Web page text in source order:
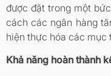
được đặt trong một
cách các ngân hàng
hiện thực hóa các mục
Khả năng hoàn thành